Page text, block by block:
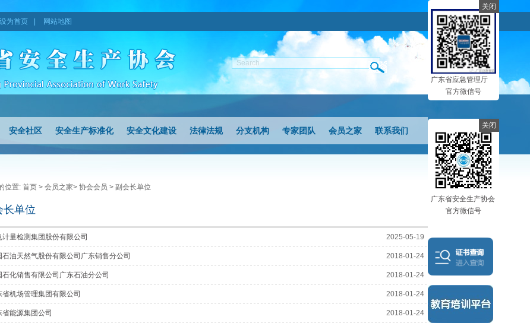
设为首页 网站地图
安全社区 安全生产标准化 安全文化建设 法律法规 分支机构 专家团队 会员之家 联系我们
位置: 首页 > 会员之家> 协会会员 > 副会长单位
长单位
计量检测集团股份有限公司 2025-05-19
石油天然气股份有限公司广东销售分公司 2018-01-24
石化销售有限公司广东石油分公司 2018-01-24
省机场管理集团有限公司 2018-01-24
省能源集团公司 2018-01-24
广东省应急管理厅
官方微信号
关闭
广东省安全生产协会
官方微信号
关闭